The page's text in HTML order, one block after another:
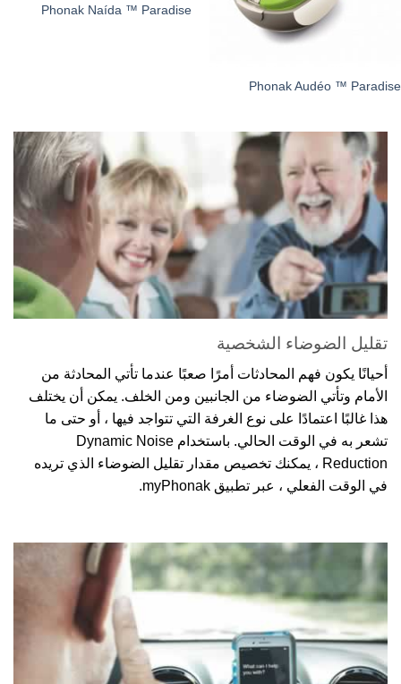
Phonak Audéo ™
Phonak Naída ™ Paradise
تقليل الضوضاء الشخصية
أحيانًا يكون فهم المحادثات أمرًا صعبًا عندما تأتي المحادثة من
الأمام وتأتي الضوضاء من الجانبين ومن الخلف. يمكن أن يختلف
هذا غالبًا اعتمادًا على نوع الغرفة التي تتواجد فيها ، أو حتى ما
تشعر به في الوقت الحالي. باستخدام Dynamic Noise
Reduction ، يمكنك تخصيص مقدار تقليل الضوضاء الذي تريده
في الوقت الفعلي ، عبر تطبيق myPhonak.